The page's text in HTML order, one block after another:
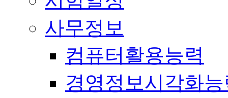
사무정보
컴퓨터활용능력
경영정보시각화